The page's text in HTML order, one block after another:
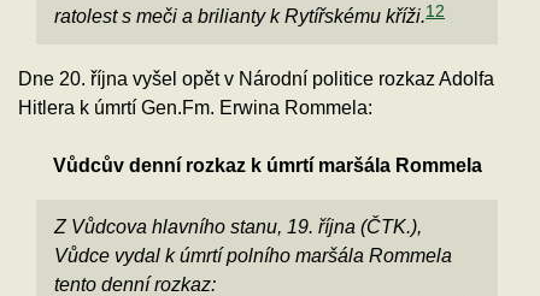
ratolest s meči a brilianty k Rytířskému kříži.12
Dne 20. října vyšel opět v Národní politice rozkaz Adolfa
Hitlera k úmrtí Gen.Fm. Erwina Rommela:
Vůdcův denní rozkaz k úmrtí maršála Rommela
Z Vůdcova hlavního stanu, 19. října (ČTK.),
Vůdce vydal k úmrtí polního maršála Rommela
tento denní rozkaz: